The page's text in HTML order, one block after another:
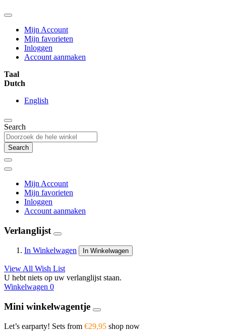
Mijn Account
Mijn favorieten
Inloggen
Account aanmaken
Taal
Dutch
English
Search
Search
Mijn Account
Mijn favorieten
Inloggen
Account aanmaken
Verlanglijst
In Winkelwagen In Winkelwagen
View All Wish List
U hebt niets op uw verlanglijst staan.
Winkelwagen 0
Mini winkelwagentje
Let’s earparty! Sets from €29,95 shop now